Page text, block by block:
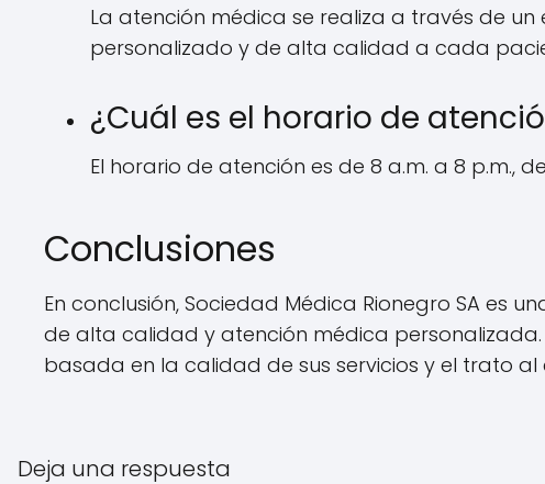
La atención médica se realiza a través de
personalizado y de alta calidad a cada
¿Cuál es el horario de
El horario de atención es de 8 a.m. a 8 p.m.,
Conclusiones
En conclusión, Sociedad Médica Rionegro SA es
de alta calidad y atención médica
basada en la calidad de sus servicios y el trato al
Deja una respuesta